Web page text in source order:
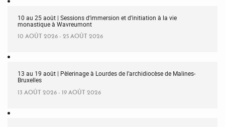
10 au 25 août | Sessions d’immersion et d’initiation à la vie
monastique à Wavreumont
10 AOÛT 2026 - 25 AOÛT 2026
13 au 19 août | Pèlerinage à Lourdes de l’archidiocèse de Malines-
Bruxelles
13 AOÛT 2026 - 19 AOÛT 2026